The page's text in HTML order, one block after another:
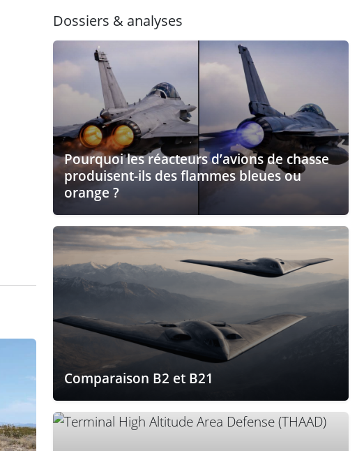
Dossiers & analyses
Pourquoi les réacteurs d’avions de chasse
produisent-ils des flammes bleues ou
orange ?
Comparaison B2 et B21